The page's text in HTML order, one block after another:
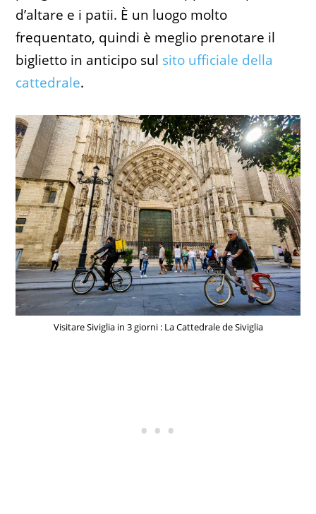
d’altare e i patii. È un luogo molto
frequentato, quindi è meglio prenotare il
biglietto in anticipo sul sito ufficiale della
cattedrale.
Visitare Siviglia in 3 giorni : La Cattedrale de Siviglia